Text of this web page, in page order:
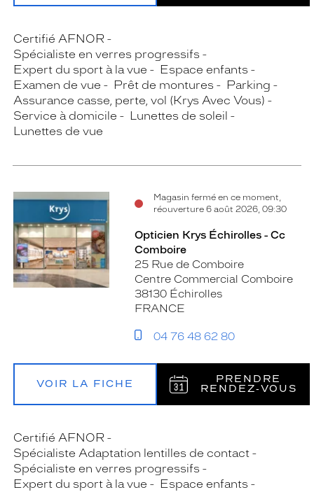
Certifié AFNOR
Spécialiste en verres progressifs
Expert du sport à la vue
Espace enfants
Examen de vue
Prêt de montures
Parking
Assurance casse, perte, vol (Krys Avec Vous)
Service à domicile
Lunettes de soleil
Lunettes de vue
Magasin fermé en ce moment,
réouverture 6 août 2026, 09:30
Opticien Krys Échirolles - Cc
Comboire
25 Rue de Comboire
Centre Commercial Comboire
38130 Échirolles
FRANCE
04 76 48 62 80
VOIR LA FICHE
PRENDRE
RENDEZ‑VOUS
Certifié AFNOR
Spécialiste Adaptation lentilles de contact
Spécialiste en verres progressifs
Expert du sport à la vue
Espace enfants